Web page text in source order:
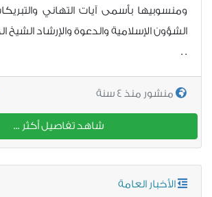
ومنسوبيها بأسمى آيات التهاني
الشؤون الإسلامية والدعوة والإرشاد الشيخ
. .
منشور منذ 4 سنة
شاهد تفاصيل أكثر ...
الأخبار العامة